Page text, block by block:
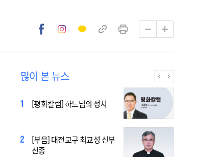
많이 본 뉴스
[평화칼럼] 하느님의 정치
[부음] 대전교구 최교성 신부
선종
[시사천국] 알고 싶지 않은 폭
염의 진실…올해가 가장 시
2027 서울 WYD 공식 주제가
오늘 공개…한국인 곡 선정